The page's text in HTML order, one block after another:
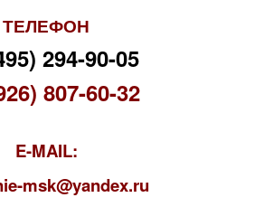
ТЕЛЕФОН
294-90-05
807-60-32
E-MAIL:
msk@yandex.ru